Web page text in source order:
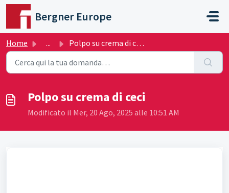
Salta al contenuto principale
Bergner Europe
Home ... Polpo su crema di ceci
Polpo su crema di ceci
Modificato il Mer, 20 Ago, 2025 alle 10:51 AM